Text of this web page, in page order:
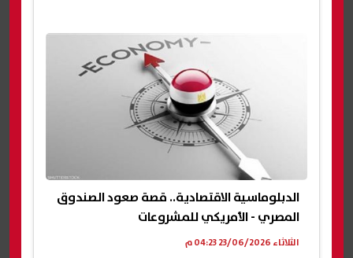
الدبلوماسية الاقتصادية.. قصة صعود الصندوق
المصري - الأمريكي للمشروعات
الثلاثاء 23/06/2026 04:23 م